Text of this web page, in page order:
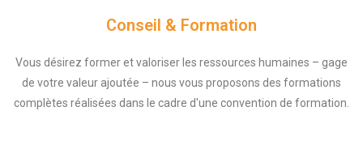
Conseil & Formation
Vous désirez former et valoriser les ressources humaines – gage
de votre valeur ajoutée – nous vous proposons des formations
complètes réalisées dans le cadre d'une convention de formation.